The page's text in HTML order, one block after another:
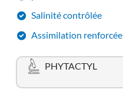
Salinité contrôlée
Assimilation renforcée
PHYTACTYL